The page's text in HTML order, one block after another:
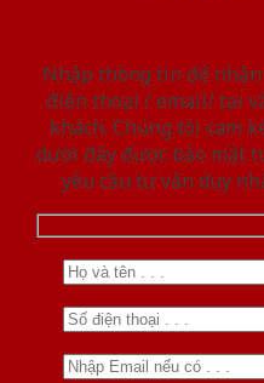
Nhập thông tin để
điện thoại / email/ tại
khách. Chúng tôi cam
dưới đây được bảo mật
yêu cầu tư vấn duy